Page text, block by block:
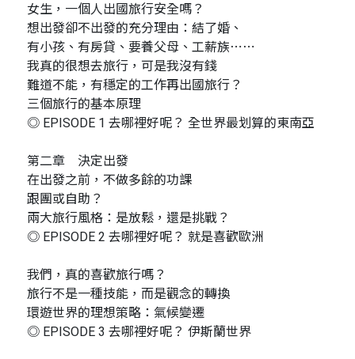
女生，一個人出國旅行安全嗎？
想出發卻不出發的充分理由：結了婚、
有小孩、有房貸、要養父母、工薪族⋯⋯
我真的很想去旅行，可是我沒有錢
難道不能，有穩定的工作再出國旅行？
三個旅行的基本原理
◎ EPISODE 1 去哪裡好呢？ 全世界最划算的東南亞
第二章 決定出發
在出發之前，不做多餘的功課
跟團或自助？
兩大旅行風格：是放鬆，還是挑戰？
◎ EPISODE 2 去哪裡好呢？ 就是喜歡歐洲
我們，真的喜歡旅行嗎？
旅行不是一種技能，而是觀念的轉換
環遊世界的理想策略：氣候變遷
◎ EPISODE 3 去哪裡好呢？ 伊斯蘭世界